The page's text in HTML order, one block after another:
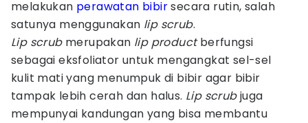
melakukan perawatan bibirsecara rutin, salah
satunya menggunakan lip scrub.
Lip scrubmerupakan lip productberfungsi
sebagai eksfoliator untuk mengangkat sel-sel
kulit mati yang menumpuk di bibir agar bibir
tampak lebih cerah dan halus. Lip scrubjuga
mempunyai kandungan yang bisa membantu